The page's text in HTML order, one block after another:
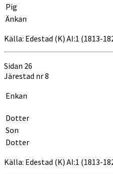
Pig
Änkan
Källa: Edestad (K) AI:1 (1813-
Sidan 26
Järestad nr 8
Enkan
Dotter
Son
Dotter
Källa: Edestad (K) AI:1 (1813-